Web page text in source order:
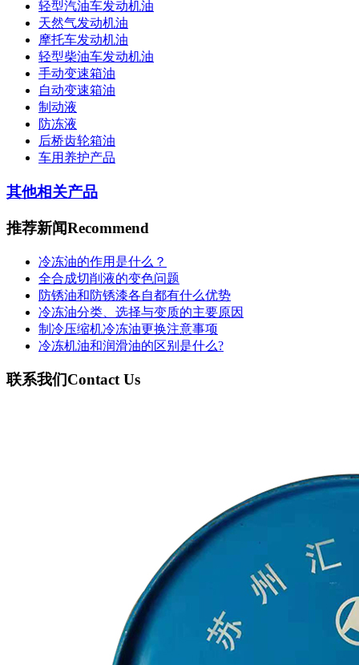
轻型汽油车发动机油
天然气发动机油
摩托车发动机油
轻型柴油车发动机油
手动变速箱油
自动变速箱油
制动液
防冻液
后桥齿轮箱油
车用养护产品
其他相关产品
推荐新闻Recommend
冷冻油的作用是什么？
全合成切削液的变色问题
防锈油和防锈漆各自都有什么优势
冷冻油分类、选择与变质的主要原因
制冷压缩机冷冻油更换注意事项
冷冻机油和润滑油的区别是什么?
联系我们Contact Us